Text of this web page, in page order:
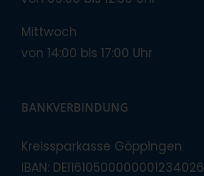
Mittwoch
von 14:00 bis 17:00 Uhr
BANKVERBINDUNG
Kreissparkasse Göppingen
IBAN: DE11610500000001234026